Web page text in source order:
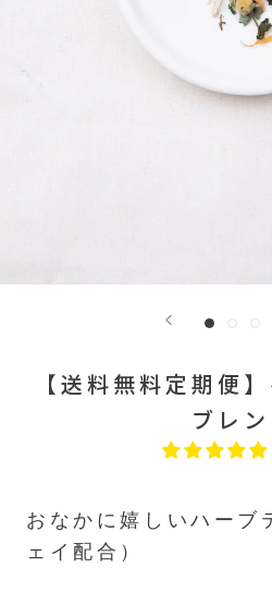
【送料無料定期便
ブレン
おなかに嬉しいハーブ
ェイ配合）